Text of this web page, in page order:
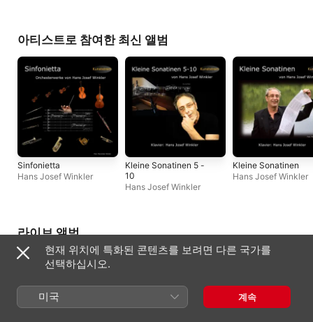
아티스트로 참여한 최신 앨범
Sinfonietta
Hans Josef Winkler
Kleine Sonatinen 5 -
10
Hans Josef Winkler
Kleine Sonatinen
Hans Josef Winkler
라이브 앨범
현재 위치에 특화된 콘텐츠를 보려면 다른 국가를
선택하십시오.
미국 계속